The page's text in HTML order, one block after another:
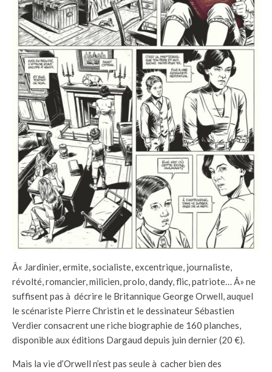
Â« Jardinier, ermite, socialiste, excentrique, journaliste,
révolté, romancier, milicien, prolo, dandy, flic, patriote… Â» ne
suffisent pas à décrire le Britannique George Orwell, auquel
le scénariste Pierre Christin et le dessinateur Sébastien
Verdier consacrent une riche biographie de 160 planches,
disponible aux éditions Dargaud depuis juin dernier (20 €).
Mais la vie d’Orwell n’est pas seule à cacher bien des